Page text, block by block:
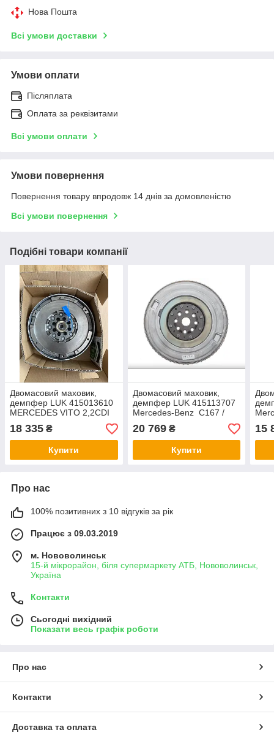
Нова Пошта
Всі умови доставки
Умови оплати
Післяплата
Оплата за реквізитами
Всі умови оплати
Умови повернення
Повернення товару впродовж 14 днів за домовленістю
Всі умови повернення
Подібні товари компанії
Двомасовий маховик,
демпфер LUK 415013610
MERCEDES VITO 2,2CDI
99-03
18 335 ₴
Купити
Двомасовий маховик,
демпфер LUK 415113707
Mercedes-Benz C167 /
V167 / X167 3,0 4-MATIC
20 769₴
Купити
15
Про нас
100% позитивних з 10 відгуків за рік
Працює з 09.03.2019
м. Нововолинськ
15-й мікрорайон, біля супермаркету АТБ, Нововолинськ,
Україна
Контакти
Сьогодні вихідний
Показати весь графік роботи
Про нас
Контакти
Доставка та оплата